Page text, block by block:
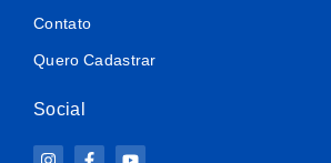
Contato
Quero Cadastrar
Social